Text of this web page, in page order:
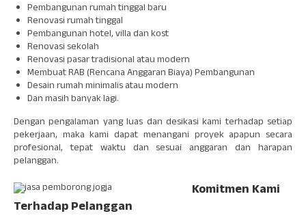
Pembangunan rumah tinggal baru
Renovasi rumah tinggal
Pembangunan hotel, villa dan kost
Renovasi sekolah
Renovasi pasar tradisional atau modern
Membuat RAB (Rencana Anggaran Biaya) Pembangunan
Desain rumah minimalis atau modern
Dan masih banyak lagi.
Dengan pengalaman yang luas dan desikasi kami terhadap setiap
pekerjaan, maka kami dapat menangani proyek apapun secara
profesional, tepat waktu dan sesuai anggaran dan harapan
pelanggan.
Komitmen Kami
Terhadap Pelanggan